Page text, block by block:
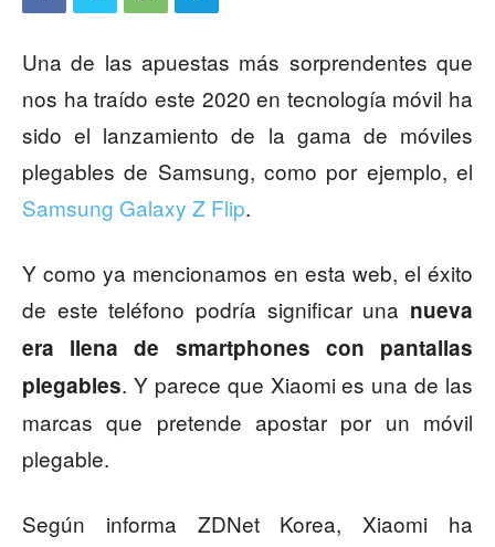
Una de las apuestas más sorprendentes que
nos ha traído este 2020 en tecnología móvil ha
sido el lanzamiento de la gama de móviles
plegables de Samsung, como por ejemplo, el
Samsung Galaxy Z Flip.
Y como ya mencionamos en esta web, el éxito
de este teléfono podría significar una nueva
era llena de smartphones con pantallas
plegables. Y parece que Xiaomi es una de las
marcas que pretende apostar por un móvil
plegable.
Según informa ZDNet Korea, Xiaomi ha